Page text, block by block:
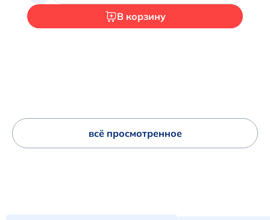
В корзину
всё просмотренное